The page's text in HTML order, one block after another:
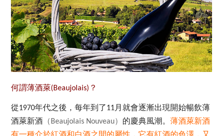
何謂薄酒萊(Beaujolais)？
從1970年代之後，每年到了11月就會逐漸出現開始暢飲薄
酒萊新酒 （Beaujolais Nouveau） 的慶典風潮。薄酒萊新酒